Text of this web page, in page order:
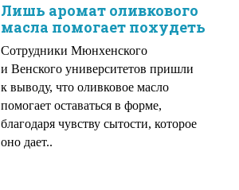
Лишь аромат оливкового
масла помогает похудеть
Сотрудники Мюнхенского
и Венского университетов пришли
к выводу, что оливковое масло
помогает оставаться в форме,
благодаря чувству сытости, которое
оно дает..